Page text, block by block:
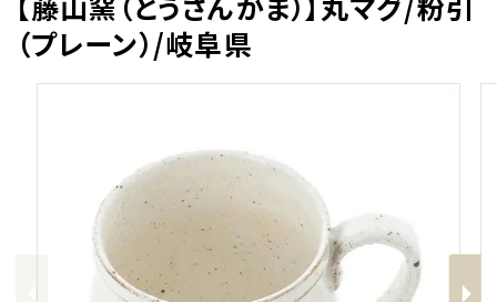
Previous
（プレーン）/岐阜県